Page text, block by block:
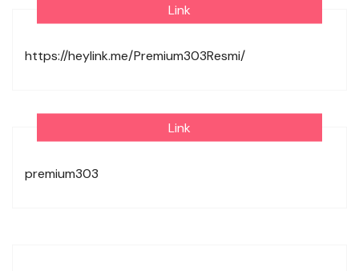
Link
https://heylink.me/Premium303Resmi/
Link
premium303